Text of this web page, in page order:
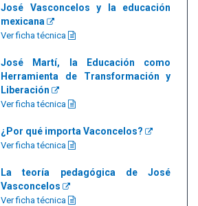
José Vasconcelos y la educación
mexicana
Ver ficha técnica
José Martí, la Educación como
Herramienta de Transformación y
Liberación
Ver ficha técnica
¿Por qué importa Vaconcelos?
Ver ficha técnica
La teoría pedagógica de José
Vasconcelos
Ver ficha técnica